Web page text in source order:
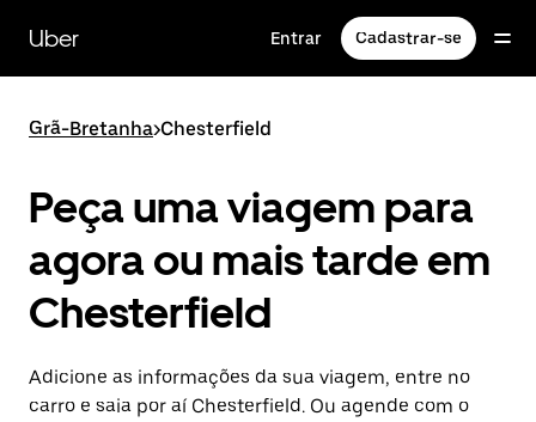
para
conteúdo
Uber Entrar Cadastrar-se
Grã-Bretanha>Chesterfield
Peça uma viagem para
agora ou mais tarde em
Chesterfield
Adicione as informações da sua viagem, entre no
carro e saia por aí Chesterfield. Ou agende com o